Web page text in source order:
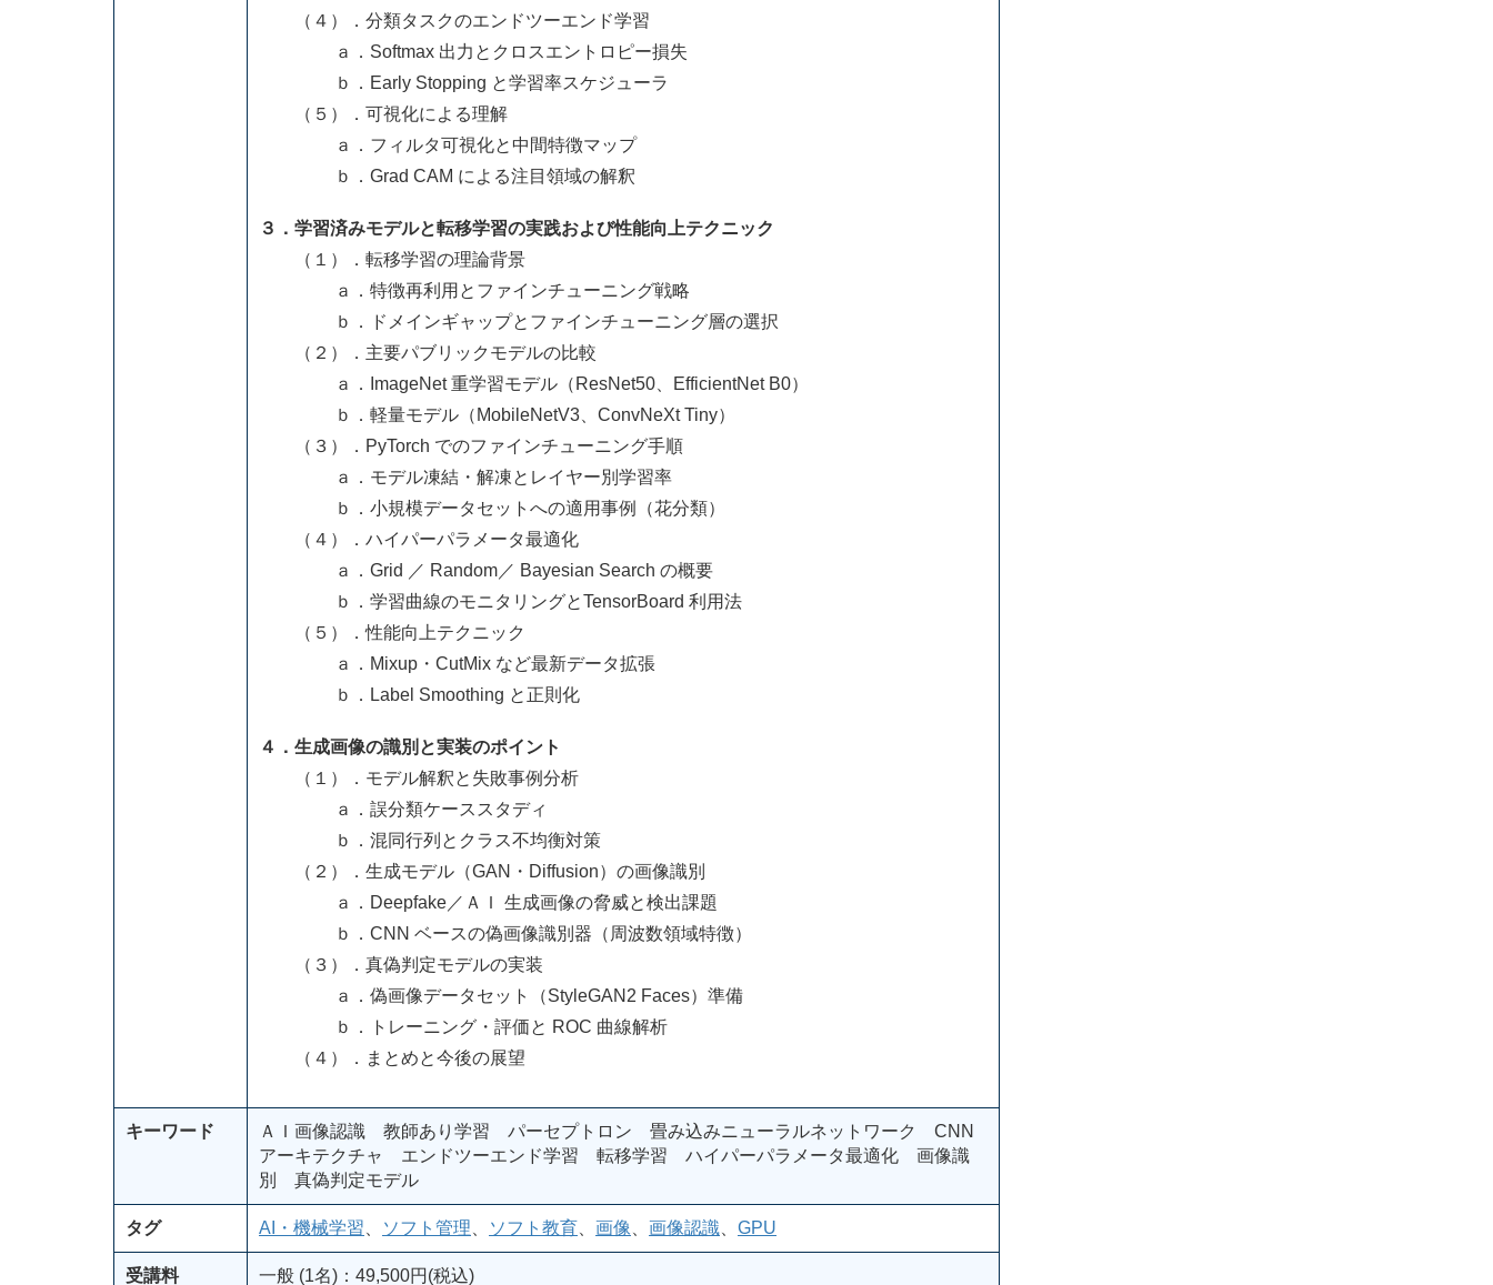
（４）．分類タスクのエンドツーエンド学習
ａ．Softmax 出力とクロスエントロピー損失
ｂ．Early Stopping と学習率スケジューラ
（５）．可視化による理解
ａ．フィルタ可視化と中間特徴マップ
ｂ．Grad CAM による注目領域の解釈
３．学習済みモデルと転移学習の実践および性能向上テクニック
（１）．転移学習の理論背景
ａ．特徴再利用とファインチューニング戦略
ｂ．ドメインギャップとファインチューニング層の選択
（２）．主要パブリックモデルの比較
ａ．ImageNet 重学習モデル（ResNet50、EfficientNet B0）
ｂ．軽量モデル（MobileNetV3、ConvNeXt Tiny）
（３）．PyTorch でのファインチューニング手順
ａ．モデル凍結・解凍とレイヤー別学習率
ｂ．小規模データセットへの適用事例（花分類）
（４）．ハイパーパラメータ最適化
ａ．Grid ／ Random／ Bayesian Search の概要
ｂ．学習曲線のモニタリングとTensorBoard 利用法
（５）．性能向上テクニック
ａ．Mixup・CutMix など最新データ拡張
ｂ．Label Smoothing と正則化
４．生成画像の識別と実装のポイント
（１）．モデル解釈と失敗事例分析
ａ．誤分類ケーススタディ
ｂ．混同行列とクラス不均衡対策
（２）．生成モデル（GAN・Diffusion）の画像識別
ａ．Deepfake／ＡＩ 生成画像の脅威と検出課題
ｂ．CNN ベースの偽画像識別器（周波数領域特徴）
（３）．真偽判定モデルの実装
ａ．偽画像データセット（StyleGAN2 Faces）準備
ｂ．トレーニング・評価と ROC 曲線解析
（４）．まとめと今後の展望
キーワード
ＡＩ画像認識 教師あり学習 パーセプトロン 畳み込みニューラルネットワーク CNN
アーキテクチャ エンドツーエンド学習 転移学習 ハイパーパラメータ最適化 画像識
別 真偽判定モデル
タグ AI・機械学習 ソフト管理 ソフト教育 画像 画像認識 GPU
受講料 一般 (1名)：49,500円(税込)